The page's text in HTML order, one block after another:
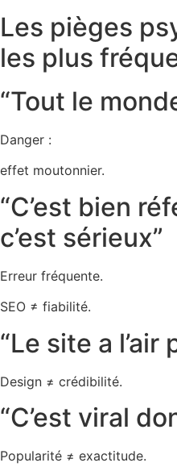
Les pièges
les plus
“Tout le
Danger :
effet moutonnier.
“C’est bien
c’est sérieux”
Erreur fréquente.
SEO ≠ fiabilité.
“Le site a l’air
Design ≠ crédibilité.
“C’est viral
Popularité ≠ exactitude.